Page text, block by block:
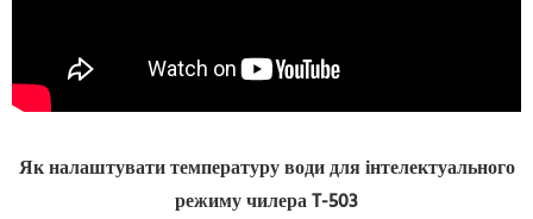
Як налаштувати температуру води для інтелектуального
режиму чилера T-503